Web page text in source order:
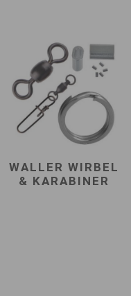
WALLER WIRBEL
& KARABINER